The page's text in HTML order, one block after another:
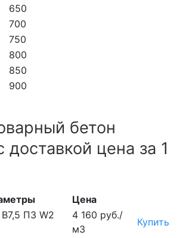
650
700
750
800
850
900
бетон
цена за 1
Цена
П3 W2
4 160 руб./
м3
Купить